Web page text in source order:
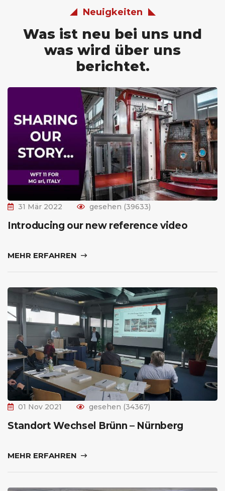
Neuigkeiten
Was ist neu bei uns und
was wird über uns
berichtet.
31 Mär 2022 gesehen (39633)
Introducing our new reference video
MEHR ERFAHREN
01 Nov 2021 gesehen (34367)
Standort Wechsel Brünn – Nürnberg
MEHR ERFAHREN